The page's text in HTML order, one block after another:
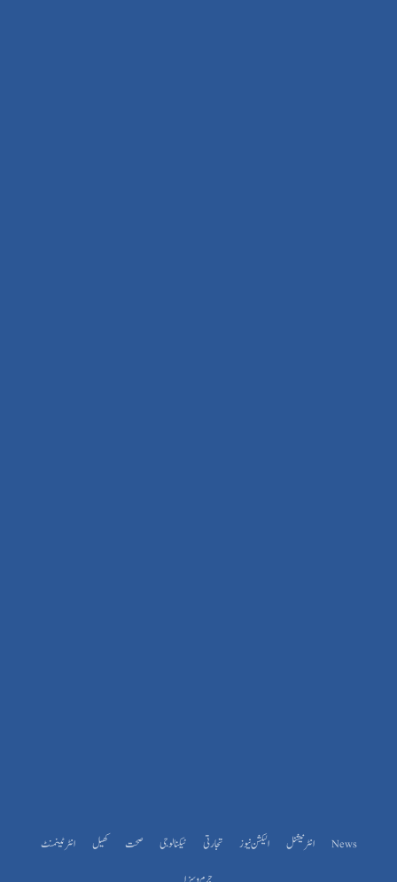
News انٹرنیشنل الیکشن نیوز تجارتی ٹیکنالوجی صحت کھیل
انٹرٹینمنٹ